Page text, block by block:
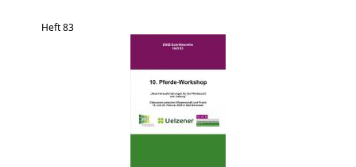
Heft 83